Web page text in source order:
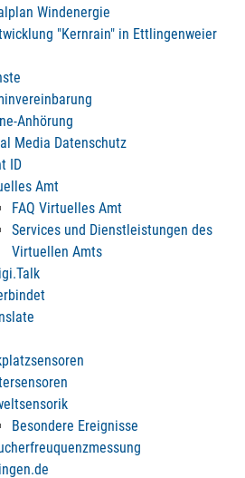
Windenergie
"Kernrain" in Ettlingenweier
Anhörung
Media Datenschutz
ID
Amt
FAQ Virtuelles Amt
Services und Dienstleistungen des
Virtuellen Amts
Besondere Ereignisse